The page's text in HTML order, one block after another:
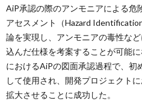
AiP承認の際のアンモニアによる危
アセスメント（Hazard
論を実現し、アンモニアの毒性な
込んだ仕様を考案することが可能
におけるAiPの図面承認過程で、初
して使用され、開発プロジェクト
拡大させることに成功した。